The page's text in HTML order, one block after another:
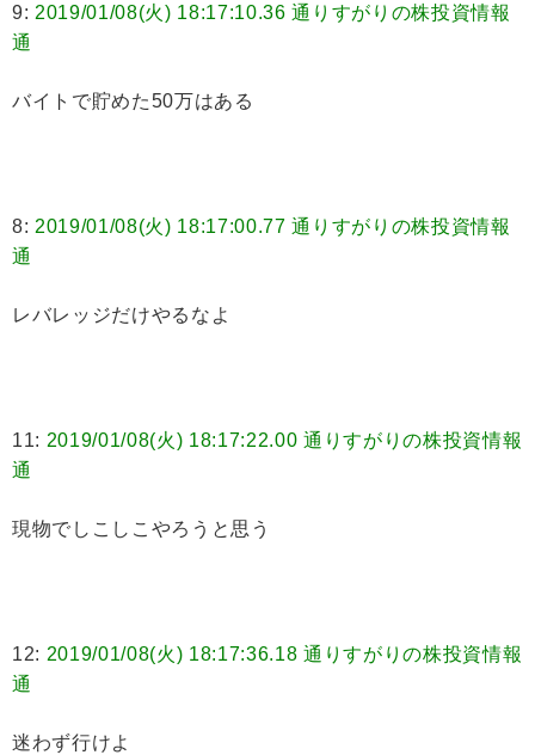
9: 2019/01/08(火) 18:17:10.36 通りすがりの株投資情報
通
バイトで貯めた50万はある
8: 2019/01/08(火) 18:17:00.77 通りすがりの株投資情報
通
レバレッジだけやるなよ
11: 2019/01/08(火) 18:17:22.00 通りすがりの株投資情報
通
現物でしこしこやろうと思う
12: 2019/01/08(火) 18:17:36.18 通りすがりの株投資情報
通
迷わず行けよ